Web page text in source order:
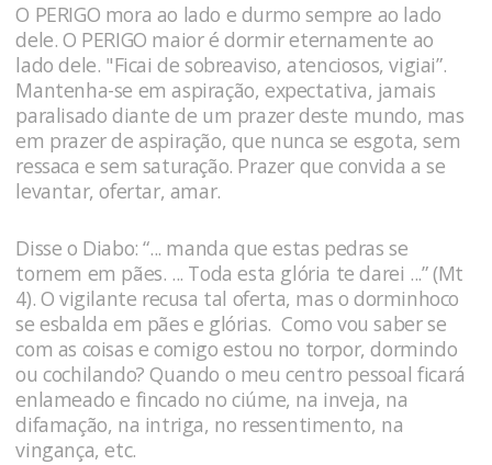
O PERIGO mora ao lado e durmo sempre ao lado
dele. O PERIGO maior é dormir eternamente ao
lado dele. "Ficai de sobreaviso, atenciosos, vigiai”.
Mantenha-se em aspiração, expectativa, jamais
paralisado diante de um prazer deste mundo, mas
em prazer de aspiração, que nunca se esgota, sem
ressaca e sem saturação. Prazer que convida a se
levantar, ofertar, amar.
Disse o Diabo: “... manda que estas pedras se
tornem em pães. ... Toda esta glória te darei ...” (Mt
4). O vigilante recusa tal oferta, mas o dorminhoco
se esbalda em pães e glórias. Como vou saber se
com as coisas e comigo estou no torpor, dormindo
ou cochilando? Quando o meu centro pessoal ficará
enlameado e fincado no ciúme, na inveja, na
difamação, na intriga, no ressentimento, na
vingança, etc.